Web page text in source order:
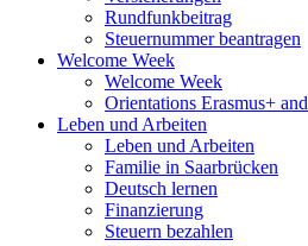
Rundfunkbeitrag
Steuernummer beantragen
Welcome Week
Welcome Week
Orientations Erasmus+
Leben und Arbeiten
Leben und Arbeiten
Familie in Saarbrücken
Deutsch lernen
Finanzierung
Steuern bezahlen